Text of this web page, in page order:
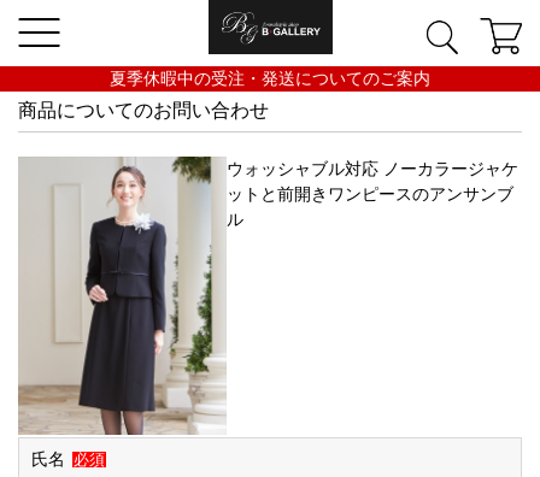
夏季休暇中の受注・発送についてのご案内
商品についてのお問い合わせ
ウォッシャブル対応 ノーカラージャケ
ットと前開きワンピースのアンサンブ
ル
氏名 必須